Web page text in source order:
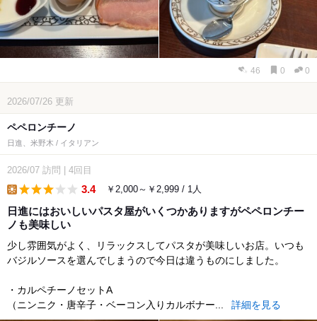
46 0 0
2026/07/26 更新
ペペロンチーノ
日進、米野木 / イタリアン
2026/07 訪問 4回目
3.4 ￥2,000～￥2,999 / 1人
日進にはおいしいパスタ屋がいくつかありますがペペロンチー
ノも美味しい
少し雰囲気がよく、リラックスしてパスタが美味しいお店。いつも
バジルソースを選んでしまうので今日は違うものにしました。
・カルペチーノセットA
（ニンニク・唐辛子・ベーコン入りカルボナー...
詳細を見る